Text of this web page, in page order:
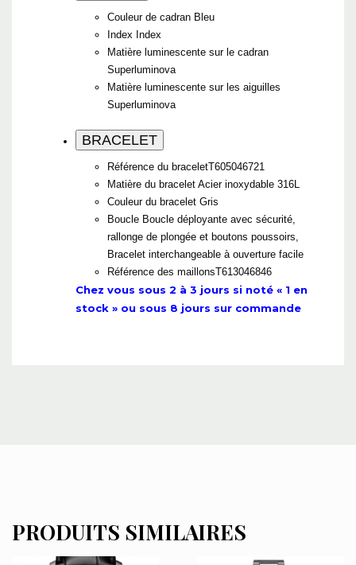
Couleur de cadran Bleu
Index Index
Matière luminescente sur le cadran
Superluminova
Matière luminescente sur les aiguilles
Superluminova
BRACELET
Référence du braceletT605046721
Matière du bracelet Acier inoxydable 316L
Couleur du bracelet Gris
Boucle Boucle déployante avec sécurité,
rallonge de plongée et boutons poussoirs,
Bracelet interchangeable à ouverture facile
Référence des maillonsT613046846
Chez vous sous 2 à 3 jours si noté « 1 en
stock » ou sous 8 jours sur commande
PRODUITS SIMILAIRES